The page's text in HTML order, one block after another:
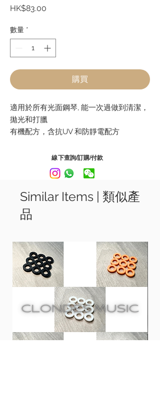
HK$83.00
數量 *
購買
適用於所有光面鋼琴, 能一次過做到清潔，
拋光和打臘
有機配方，含抗UV和防靜電配方
先用布(建議使用Microfiber
Dusting & Polishing Cloth
琴表面塵埃抹走，再
噴出少量
於布(建議使用
Microfiber Dusting &
Polishing Cloth 短毛表面 上，然後於鋼琴
表面打圈清潔。
Suitable for all Semi Gloss and High
Gloss pianos.
Clean, polish, wax and protect in one
easy step
biodegradable, UV protectants and anti-
Usage: First dusting the dust with
a cloth (the softer side of Music Nomad
線下查詢/訂購/付款
Similar Items | 類似產
品